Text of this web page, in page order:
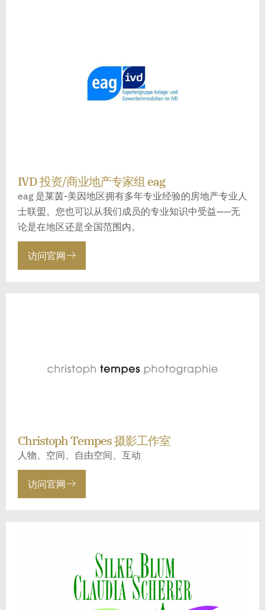
IVD 投资/商业地产专家组 eag
eag 是莱茵-美因地区拥有多年专业经验的房地产专业人
士联盟。您也可以从我们成员的专业知识中受益——无
论是在地区还是全国范围内。
访问官网
Christoph Tempes 摄影工作室
人物、空间、自由空间、互动
访问官网